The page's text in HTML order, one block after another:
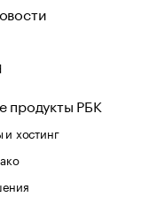
продукты РБК
хостинг